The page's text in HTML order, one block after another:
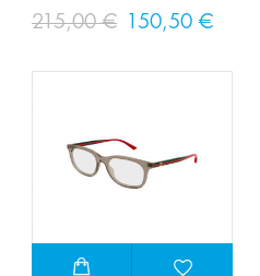
215,00 € 150,50 €